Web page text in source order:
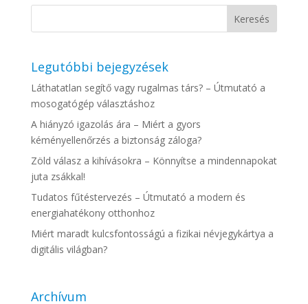
Legutóbbi bejegyzések
Láthatatlan segítő vagy rugalmas társ? – Útmutató a
mosogatógép választáshoz
A hiányzó igazolás ára – Miért a gyors
kéményellenőrzés a biztonság záloga?
Zöld válasz a kihívásokra – Könnyítse a mindennapokat
juta zsákkal!
Tudatos fűtéstervezés – Útmutató a modern és
energiahatékony otthonhoz
Miért maradt kulcsfontosságú a fizikai névjegykártya a
digitális világban?
Archívum